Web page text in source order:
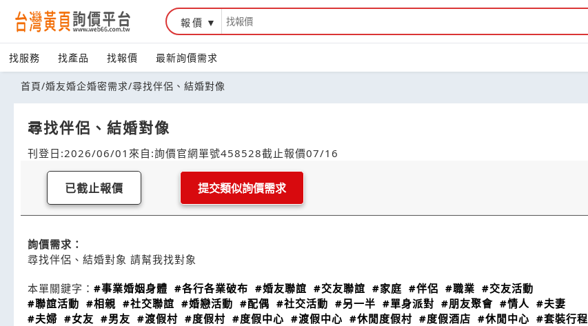
報價
找服務 找產品 找報價 最新詢價需求
首頁/婚友婚企婚密需求/尋找伴侶、結婚對像
尋找伴侶、結婚對像
刊登日:2026/06/01 來自:詢價官網單號458528截止報價07/16
已截止報價 提交類似詢價需求
詢價需求：
尋找伴侶、結婚對象 請幫我找對象
本單關鍵字： #事業婚姻身體 #各行各業破布 #婚友聯誼 #交友聯誼 #家庭 #伴侶 #職業 #交友活動
#聯誼活動 #相親 #社交聯誼 #婚戀活動 #配偶 #社交活動 #另一半 #單身派對 #朋友聚會 #情人 #夫妻
#夫婦 #女友 #男友 #渡假村 #度假村 #度假中心 #渡假中心 #休閒度假村 #度假酒店 #休閒中心 #套裝行程